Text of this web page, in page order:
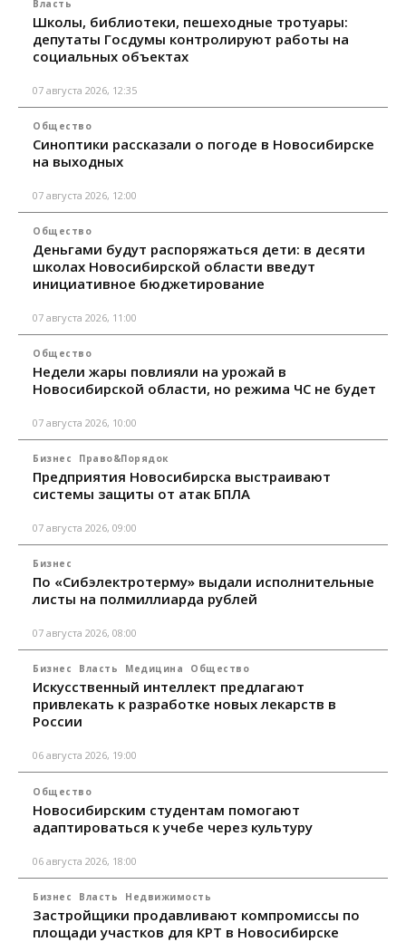
Власть
Школы, библиотеки, пешеходные тротуары:
депутаты Госдумы контролируют работы на
социальных объектах
07 августа 2026, 12:35
Общество
Синоптики рассказали о погоде в Новосибирске
на выходных
07 августа 2026, 12:00
Общество
Деньгами будут распоряжаться дети: в десяти
школах Новосибирской области введут
инициативное бюджетирование
07 августа 2026, 11:00
Общество
Недели жары повлияли на урожай в
Новосибирской области, но режима ЧС не будет
07 августа 2026, 10:00
Бизнес Право&Порядок
Предприятия Новосибирска выстраивают
системы защиты от атак БПЛА
07 августа 2026, 09:00
Бизнес
По «Сибэлектротерму» выдали исполнительные
листы на полмиллиарда рублей
07 августа 2026, 08:00
Бизнес Власть Медицина Общество
Искусственный интеллект предлагают
привлекать к разработке новых лекарств в
России
06 августа 2026, 19:00
Общество
Новосибирским студентам помогают
адаптироваться к учебе через культуру
06 августа 2026, 18:00
Бизнес Власть Недвижимость
Застройщики продавливают компромиссы по
площади участков для КРТ в Новосибирске